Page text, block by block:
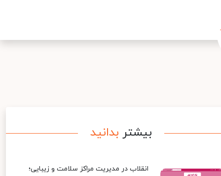
بیشتر بدانید
انقلاب در مدیریت مراکز سلامت و زیبایی؛